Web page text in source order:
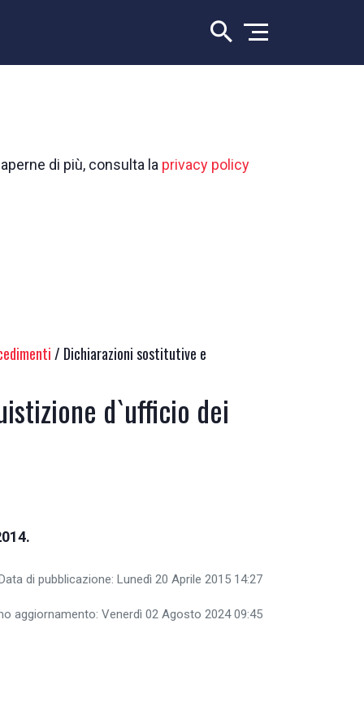
di più, consulta la privacy policy
/ Dichiarazioni sostitutive e
d`ufficio dei
di pubblicazione: Lunedì 20 Aprile 2015 14:27
aggiornamento: Venerdì 02 Agosto 2024 09:45